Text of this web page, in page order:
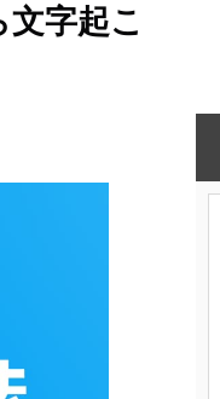
字起こ